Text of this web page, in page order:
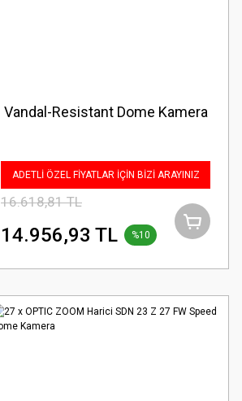
Vandal-Resistant Dome Kamera
ADETLİ ÖZEL FİYATLAR İÇİN BİZİ ARAYINIZ
16.618,81 TL
14.956,93 TL %10